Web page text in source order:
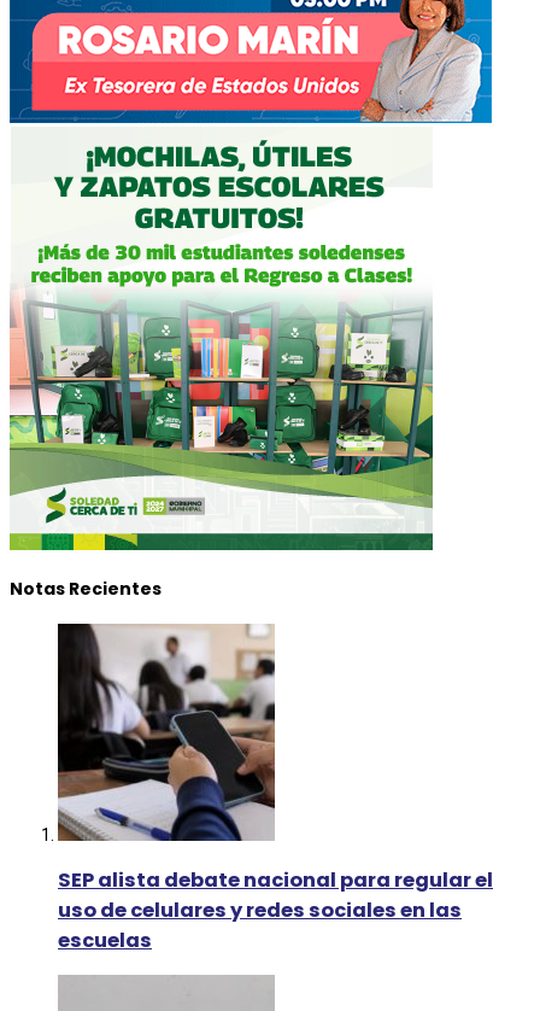
Notas Recientes
SEP alista debate nacional para regular el
uso de celulares y redes sociales en las
escuelas